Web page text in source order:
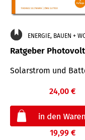
ENERGIE, BAUEN +
Ratgeber
Solarstrom und
24,00 €
19,99 €